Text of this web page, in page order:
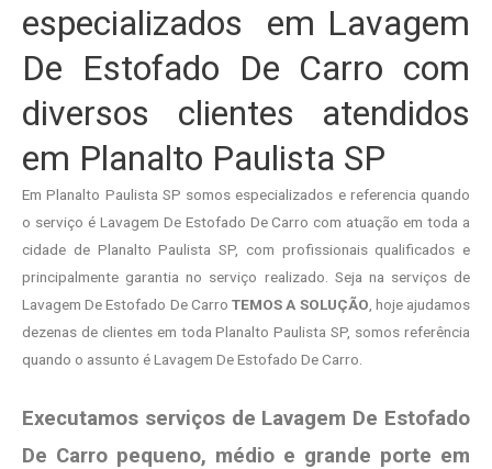
especializados em Lavagem
De Estofado De Carro com
diversos clientes atendidos
em Planalto Paulista SP
Em Planalto Paulista SP somos especializados e referencia quando
o serviço é Lavagem De Estofado De Carro com atuação em toda a
cidade de Planalto Paulista SP, com profissionais qualificados e
principalmente garantia no serviço realizado. Seja na serviços de
Lavagem De Estofado De CarroTEMOS A SOLUÇÃO , hoje ajudamos
dezenas de clientes em toda Planalto Paulista SP, somos referência
quando o assunto é Lavagem De Estofado De Carro.
Executamos serviços de Lavagem De Estofado
De Carro pequeno, médio e grande porte em